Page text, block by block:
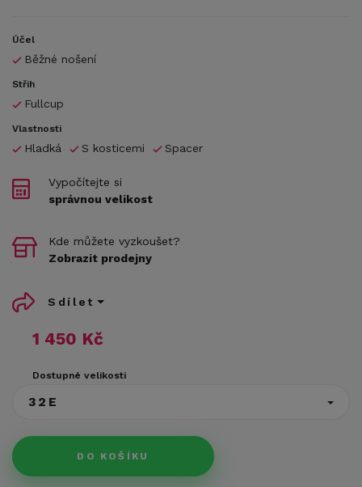
Účel
Běžné nošení
Střih
Fullcup
Vlastnosti
Hladká S kosticemi Spacer
1 450 Kč
Dostupné velikosti
32E
DO KOŠÍKU
Vypočítejte si
správnou velikost
Kde můžete vyzkoušet?
Zobrazit prodejny
Sdílet